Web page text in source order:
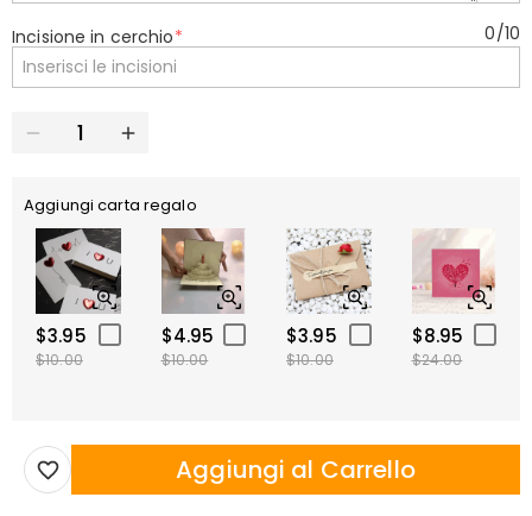
Incisione in cerchio* 0/10
Aggiungi carta regalo
$3.95
$10.00
$4.95
$10.00
$3.95
$10.00
$8.95
$24.00
Aggiungi al Carrello